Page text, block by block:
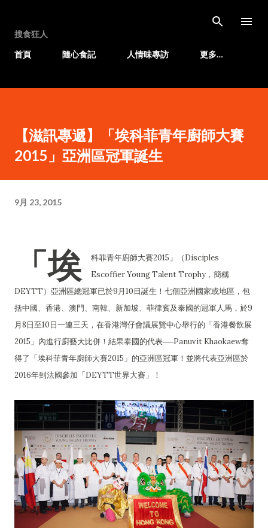
搜食狂人
首頁
隨心食記 人情味專訪 更多…
【滋訊專遞】「埃科菲青年廚師大賽
2015」亞洲區冠軍誕生
9月 23, 2015
「埃
科菲青年廚師大賽2015」（Disciples
Escoffier Young Talent Trophy，簡稱
DEYTT）亞洲區總冠軍已於9月10日誕生！七個亞洲國家或地區，包
括中國、香港、澳門、南韓、新加坡、菲律賓及泰國的冠軍人馬，於9
月8日至10日一連三天，在香港灣仔會議展覽中心舉行的「香港餐飲展
2015」內進行廚藝大比併！結果泰國的代表──Panuvit Khaokaew奪
得了「埃科菲青年廚師大賽2015」的亞洲區冠軍！並將代表亞洲區於
2016年到法國參加「DEYTT世界大賽」！